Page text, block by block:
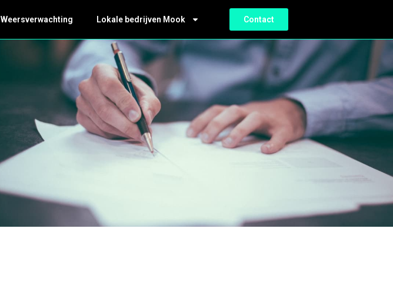
Weersverwachting Lokale bedrijven Mook Contact